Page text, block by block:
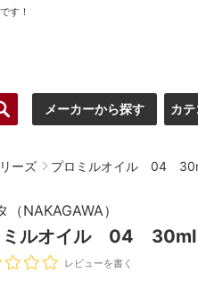
す！
メーカーから探す カ
ーズ プロミルオイル 04
（NAKAGAWA）
ミルオイル 04 30ml
レビューを書く